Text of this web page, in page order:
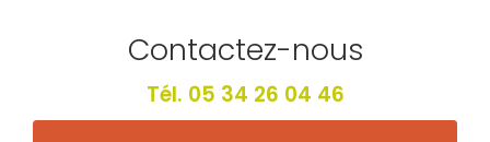
Contactez-nous
Tél. 05 34 26 04 46